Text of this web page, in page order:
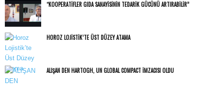
“KOOPERATIFLER GIDA SANAYISININ TEDARIK GÜCÜNÜ ARTIRABILIR”
HOROZ LOJISTIK’TE ÜST DÜZEY ATAMA
ALIŞAN DEN HARTOGH, UN GLOBAL COMPACT İMZACISI OLDU